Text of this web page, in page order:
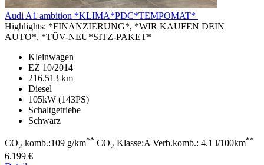
Audi A1 ambition *KLIMA*PDC*TEMPOMAT*
Highlights: *FINANZIERUNG*, *WIR KAUFEN DEIN
AUTO*, *TÜV-NEU*SITZ-PAKET*
Kleinwagen
EZ 10/2014
216.513 km
Diesel
105kW (143PS)
Schaltgetriebe
Schwarz
CO2 komb.:109 g/km** CO2 Klasse:A Verb.komb.: 4.1 l/100km**
6.199 €